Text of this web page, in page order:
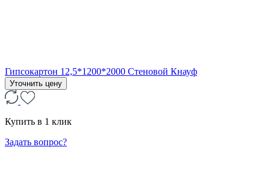
Гипсокартон 12,5*1200*2000 Стеновой Кнауф
Уточнить цену
Купить в 1 клик
Задать вопрос?